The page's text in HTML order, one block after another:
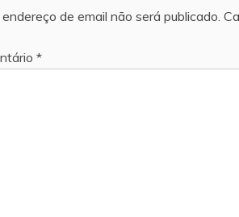
de email não será publicado.
*